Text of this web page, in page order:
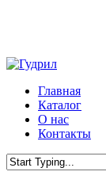
content
Menu
Главная
Каталог
О нас
Контакты